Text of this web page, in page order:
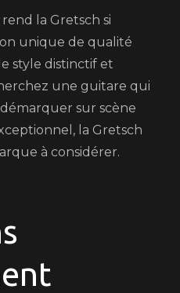
la Gretsch si
unique de qualité
style distinctif et
une guitare qui
sur scène
la Gretsch
à considérer.